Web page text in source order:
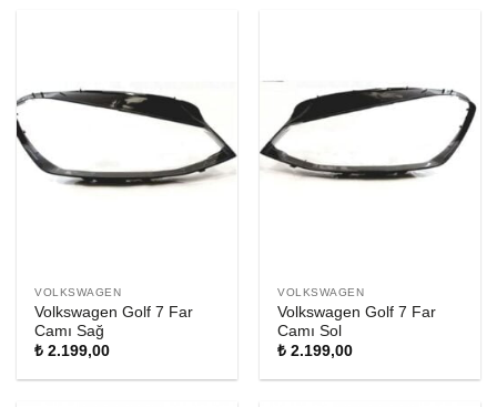
VOLKSWAGEN
Volkswagen Golf 7 Far
Camı Sağ
₺ 2.199,00
VOLKSWAGEN
Volkswagen Golf 7 Far
Camı Sol
₺ 2.199,00